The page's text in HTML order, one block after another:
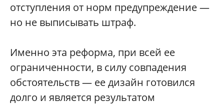
отступления от норм предупреждение —
но не выписывать штраф.
Именно эта реформа, при всей ее
ограниченности, в силу совпадения
обстоятельств — ее дизайн готовился
долго и является результатом